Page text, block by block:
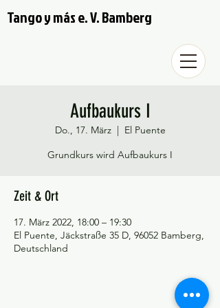
Tango y más e. V. Bamberg
Aufbaukurs I
Do., 17. März
  |
El Puente
Grundkurs wird Aufbaukurs I
Zeit & Ort
17. März 2022, 18:00 – 19:30
El Puente, Jäckstraße 35 D, 96052 Bamberg,
Deutschland